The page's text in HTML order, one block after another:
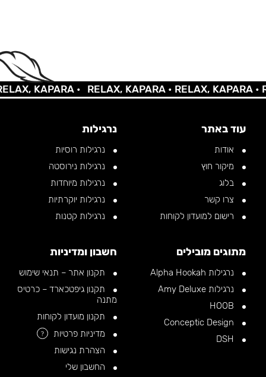
KAPARA • RELAX, KAPARA •RELAX, KAPARA •
עוד באתר
אודות
מיקור חוץ
בלוג
צרו קשר
רישום למועדון לקוחות
נרגילות
נרגילות רוסיות
נרגילות נירוסטה
נרגילות מיוחדות
נרגילות יוקרתיות
נרגילות קטנות
מתוגים מובילים
נרגילות Alpha Hookah
נרגילות Amy Deluxe
חשבון ומדיניות
תקנון אתר – תנאי שימוש
תקנון גיפטכארד – כרטיס
מתנה
תקנון מועדון לקוחות
מדיניות פרטיות
?
הצהרת נגישות
החשבון שלי